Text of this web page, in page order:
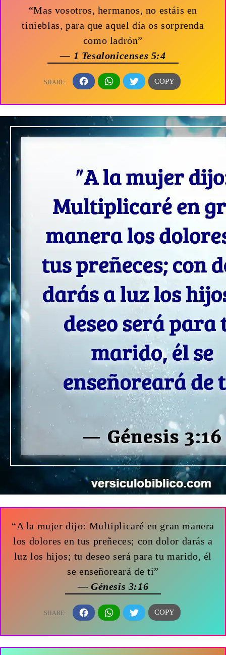
“Mas vosotros, hermanos, no estáis en
tinieblas, para que aquel día os sorprenda
como ladrón”
— 1 Tesalonicenses 5:4
“A la mujer dijo: Multiplicaré en gran manera
los dolores en tus preñeces; con dolor darás a
luz los hijos; tu deseo será para tu marido, él
se enseñoreará de ti”
— Génesis 3:16